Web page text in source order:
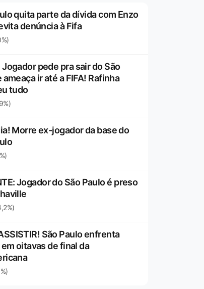
quita parte da dívida com Enzo
denúncia à Fifa
Jogador pede pra sair do São
ameaça ir até a FIFA! Rafinha
tudo
Morre ex-jogador da base do
Jogador do São Paulo é preso
São Paulo enfrenta
oitavas de final da